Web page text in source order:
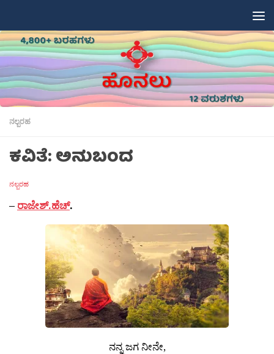
ನಲ್ಬರಹ
ಕವಿತೆ: ಅನುಬಂದ
ನಲ್ಬರಹ
– ರಾಜೇಶ್.ಹೆಚ್.
ನನ್ನ ಜಗ ನೀನೇ,